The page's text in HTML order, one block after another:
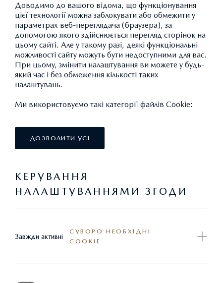
ВИКРУТКА БАГАТОФУНКЦІОНАЛЬНА
627.20 ГРН.*
Доводимо до вашого відома, що функціонування
цієї технології можна заблокувати або обмежити у
параметрах веб-переглядача (браузера), за
допомогою якого здійснюється перегляд сторінок на
цьому сайті. Але у такому разі, деякі функціональні
можливості сайту можуть бути недоступними для вас.
При цьому, змінити налаштування ви можете у будь-
який час і без обмеження кількості таких
налаштувань.
Ми використовуємо такі категорії файлів Cookie:
ДОЗВОЛИТИ УСІ
КЕРУВАННЯ
НАЛАШТУВАННЯМИ ЗГОДИ
Завжди активні
СУВОРО НЕОБХІДНІ
COOKIE